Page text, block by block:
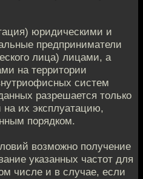
юридическими и
предприниматели
лица) лицами, а
на территории
систем
разрешается только
их эксплуатацию,
порядком.
возможно получение
указанных частот для
числе и в случае, если